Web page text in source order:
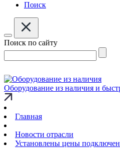
Поиск
Поиск по сайту
Оборудование из наличия и
Главная
Новости отрасли
Установлены цены